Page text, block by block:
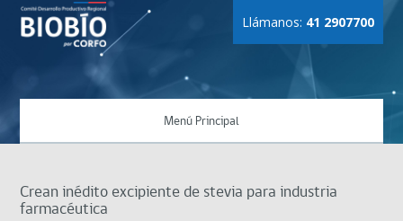
Llámanos: 41 2907700
Menú Principal
Crean inédito excipiente de stevia para industria
farmacéutica